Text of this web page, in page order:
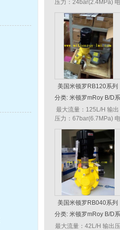
压力：24bar(2.4MPa) 电
机功率：0.75KW 调节方
式：手动，电动，调频控
制 冲程次数：40次/...
美国米顿罗RB120系列
液压隔膜计量泵
分类: 米顿罗mRoy B/D系
列
最大流量：125L/H 输出
压力：67bar(6.7MPa) 电
机功率：0.75KW 调节方
式：手动，电动，调频控
制 冲程次数：152次...
美国米顿罗RB040系列
液压隔膜计量泵
分类: 米顿罗mRoy B/D系
列
最大流量：42L/H 输出压